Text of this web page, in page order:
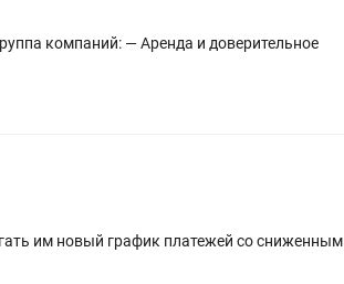
и доверительное
им новый график платежей со сниженным